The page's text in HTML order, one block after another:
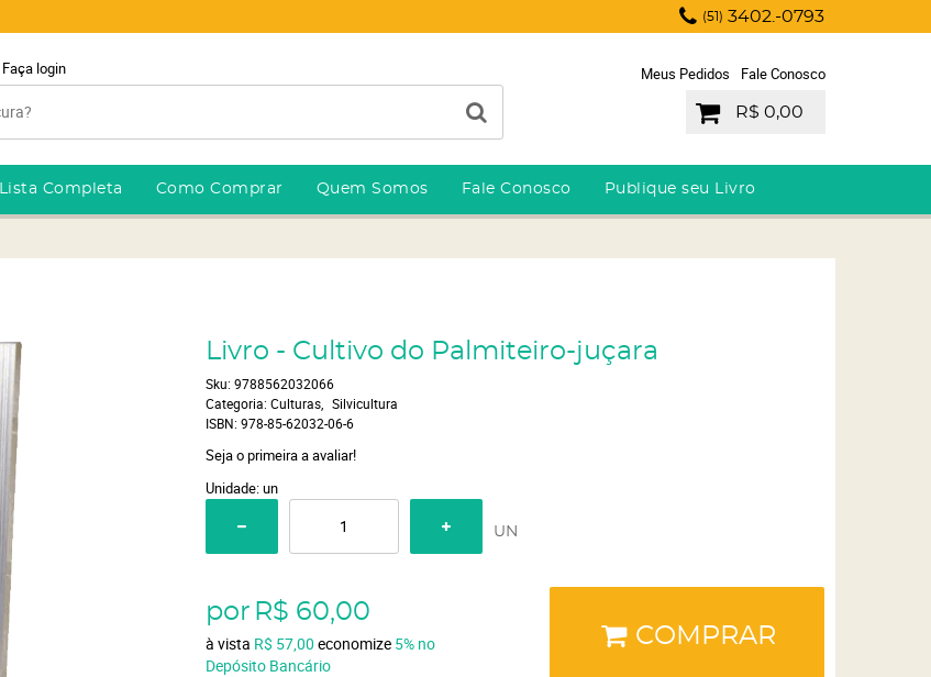
(51) 3402.-0793
Faça login Meus Pedidos Fale Conosco
R$ 0,00
Lista Completa Como Comprar Quem Somos Fale Conosco Publique seu Livro
Livro - Cultivo do Palmiteiro-juçara
Sku: 9788562032066
Categoria: Culturas
Silvicultura
ISBN: 978-85-62032-06-6
Seja o primeira a avaliar!
Unidade: un
UN
por R$ 60,00
à vista R$ 57,00 economize 5% no
Depósito Bancário
COMPRAR